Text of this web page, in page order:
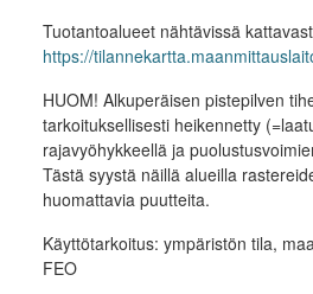
Tuotantoalueet nähtävissä
https://
HUOM! Alkuperäisen pistepilven
tarkoituksellisesti heikennetty
rajavyöhykkeellä ja
Tästä syystä näillä alueilla
huomattavia puutteita.
Käyttötarkoitus: ympäristön tila,
FEO